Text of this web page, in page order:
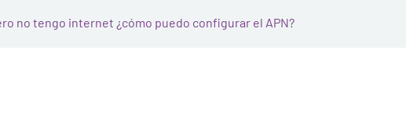
no tengo internet ¿cómo puedo configurar el APN?